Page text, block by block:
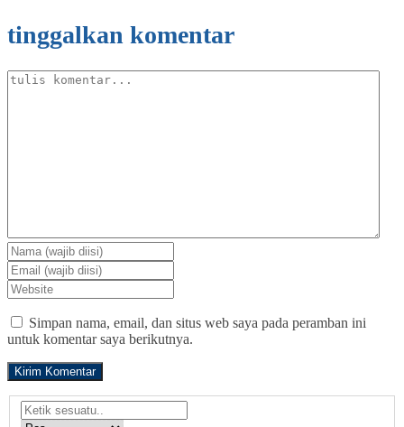
tinggalkan komentar
Simpan nama, email, dan situs web saya pada peramban ini
untuk komentar saya berikutnya.